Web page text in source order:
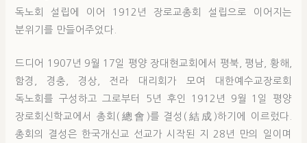
독노회 설립에 이어 1912년 장로교총회 설립으로 이어지는
분위기를 만들어주었다.
드디어 1907년 9월 17일 평양 장대현교회에서 평북, 평남, 황해,
함경, 경충, 경상, 전라 대리회가 모여 대한예수교장로회
독노회를 구성하고 그로부터 5년 후인 1912년 9월 1일 평양
장로회신학교에서 총회(總會)를 결성(結成)하기에 이르렀다.
총회의 결성은 한국개신교 선교가 시작된 지 28년 만의 일이며